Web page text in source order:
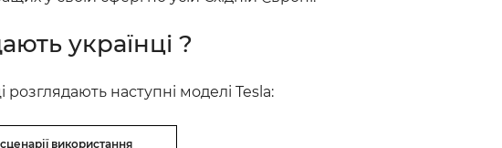
українці ?
наступні моделі Tesla:
використання